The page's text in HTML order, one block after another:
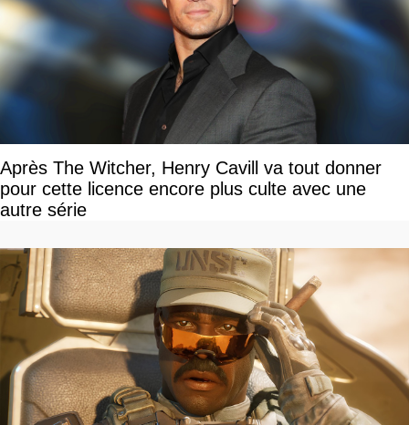
Après The Witcher, Henry Cavill va tout donner
pour cette licence encore plus culte avec une
autre série